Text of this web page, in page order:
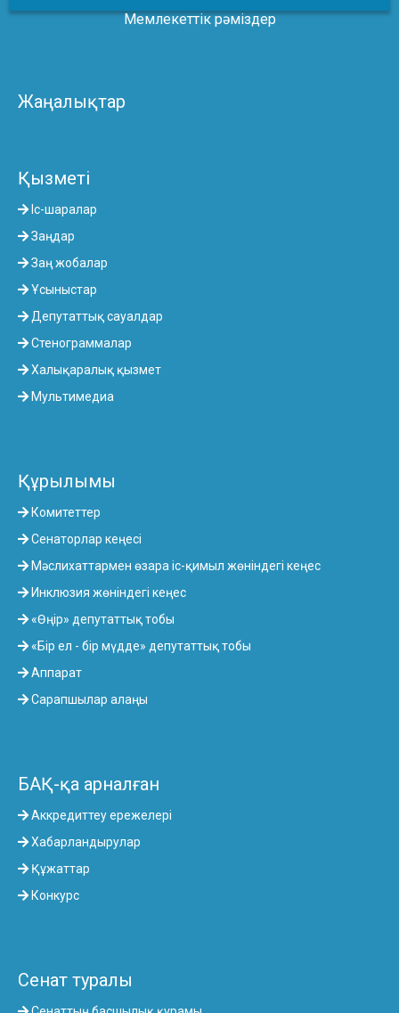
Мемлекеттік рәміздер
Жаңалықтар
Қызметі
Іс-шаралар
Заңдар
Заң жобалар
Ұсыныстар
Депутаттық сауалдар
Стенограммалар
Халықаралық қызмет
Мультимедиа
Құрылымы
Комитеттер
Сенаторлар кеңесі
Мәслихаттармен өзара іс-қимыл жөніндегі кеңес
Инклюзия жөніндегі кеңес
«Өңір» депутаттық тобы
«Бір ел - бір мүдде» депутаттық тобы
Аппарат
Сарапшылар алаңы
БАҚ-қа арналған
Аккредиттеу ережелері
Хабарландырулар
Құжаттар
Конкурс
Сенат туралы